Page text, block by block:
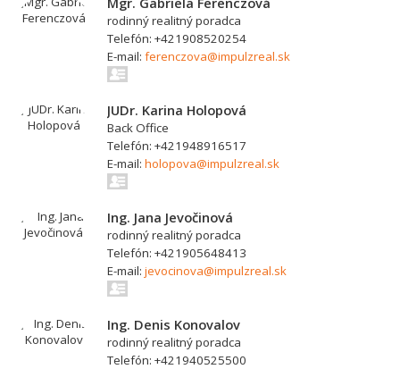
rodinný realitný poradca
Telefón: +421908520254
E-mail: ferenczova@impulzreal.sk
JUDr. Karina Holopová
Back Office
Telefón: +421948916517
E-mail: holopova@impulzreal.sk
Ing. Jana Jevočinová
rodinný realitný poradca
Telefón: +421905648413
E-mail: jevocinova@impulzreal.sk
Ing. Denis Konovalov
rodinný realitný poradca
Telefón: +421940525500